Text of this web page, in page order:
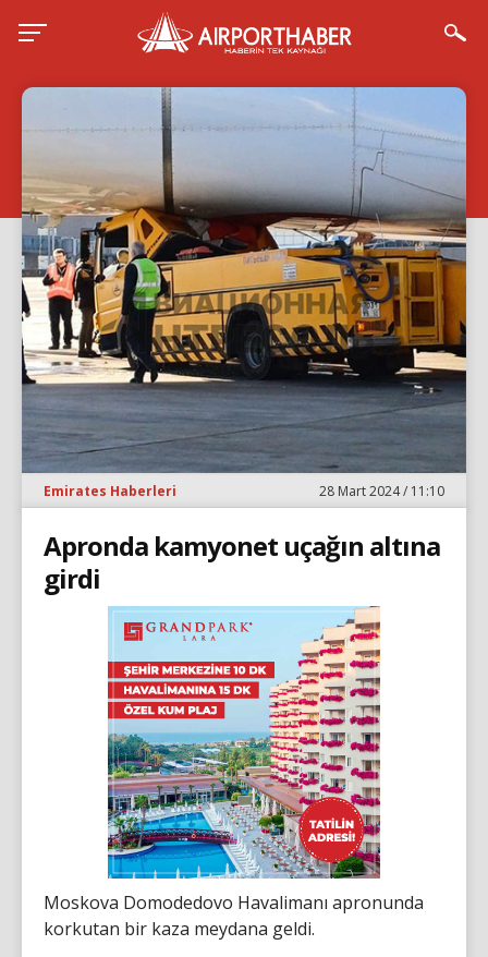
Emirates Haberleri 28 Mart 2024 / 11:10
Apronda kamyonet uçağın altına
girdi
Moskova Domodedovo Havalimanı apronunda
korkutan bir kaza meydana geldi.